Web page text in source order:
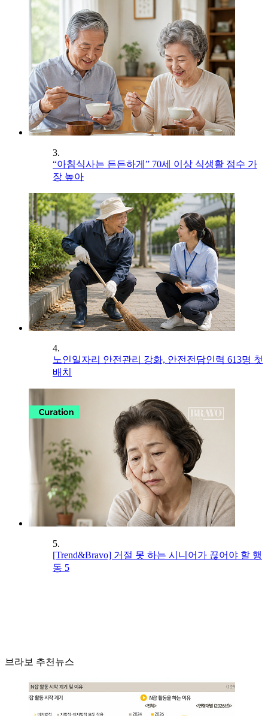
3.
“아침식사는 든든하게” 70세 이상 식생활 점수 가
장 높아
4.
노인일자리 안전관리 강화, 안전전담인력 613명 첫
배치
5.
[Trend&Bravo] 거절 못 하는 시니어가 끊어야 할 행
동 5
브라보 추천뉴스